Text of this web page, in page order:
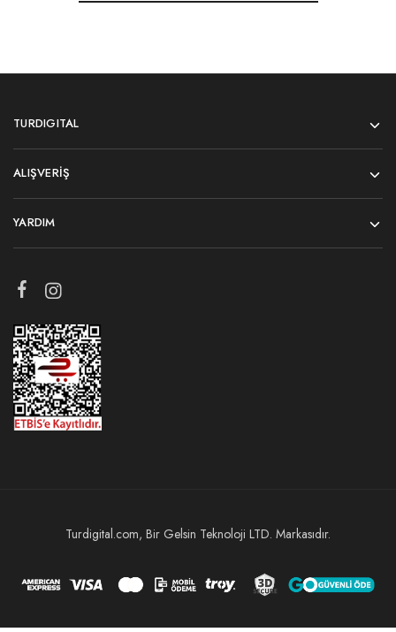
TURDIGITAL
ALIŞVERIŞ
YARDIM
Turdigital.com, Bir Gelsin Teknoloji LTD. Markasıdır.